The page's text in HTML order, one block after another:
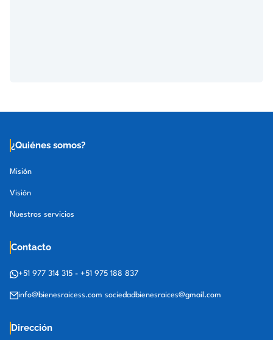
¿Quiénes somos?
Misión
Visión
Nuestros servicios
Contacto
+51 977 314 315 - +51 975 188 837
info@bienesraicess.com sociedadbienesraices@gmail.com
Dirección